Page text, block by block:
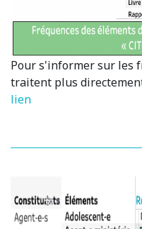
Pour s'informer sur les
traitent plus
lien